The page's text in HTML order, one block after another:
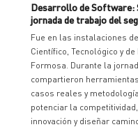
Desarrollo de Software:
jornada de trabajo del
Fue en las instalaciones
Científico, Tecnológico y de
Formosa. Durante la
compartieron
casos reales y
potenciar la
innovación y diseñar